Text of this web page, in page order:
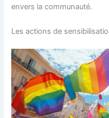
envers la communauté.
Les actions de